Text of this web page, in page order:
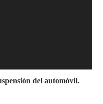
del automóvil.